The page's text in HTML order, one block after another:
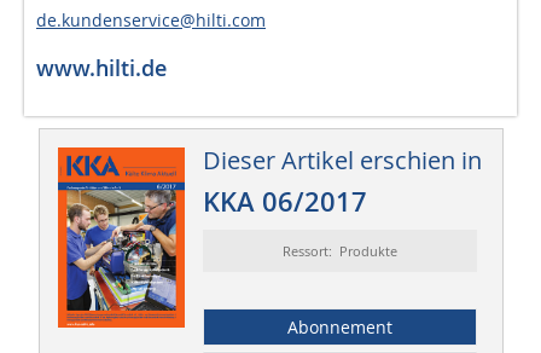
de.kundenservice@hilti.com
www.hilti.de
Dieser Artikel erschien in
KKA 06/2017
Ressort: Produkte
Abonnement